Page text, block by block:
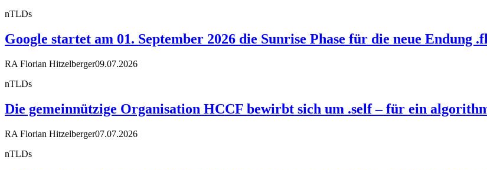
nTLDs
Google startet am 01. September 2026 die Sunrise Phase für die neue Endung
RA Florian Hitzelberger09.07.2026
nTLDs
Die gemeinnützige Organisation HCCF bewirbt sich um .self – für ein
RA Florian Hitzelberger07.07.2026
nTLDs